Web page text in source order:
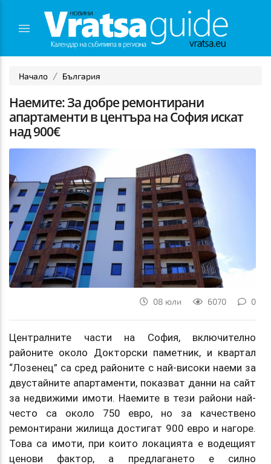
Начало България
Наемите: За добре ремонтирани
апартаменти в центъра на София искат
над 900€
08 юли 6070 0
Централните части на София, включително
районите около Докторски паметник, и квартал
“Лозенец” са сред районите с най-високи наеми за
двустайните апартаменти, показват данни на сайт
за недвижими имоти. Наемите в тези райони най-
често са около 750 евро, но за качествено
ремонтирани жилища достигат 900 евро и нагоре.
Това са имоти, при които локацията е водещият
ценови фактор, а предлагането е силно